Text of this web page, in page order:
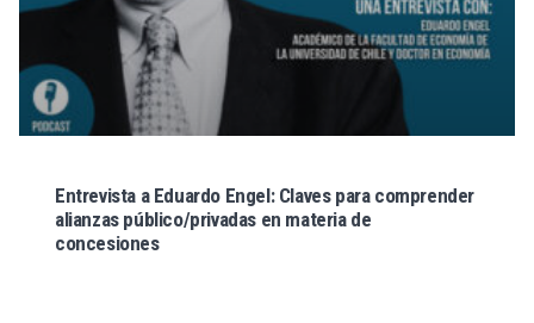
Entrevista a Eduardo Engel: Claves para comprender
alianzas público/privadas en materia de
concesiones